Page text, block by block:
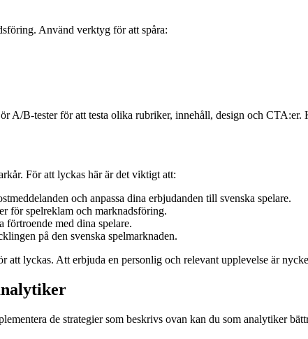
Använd verktyg för att spåra:
A/B-tester för att testa olika rubriker, innehåll, design och
För att lyckas här är det viktigt att:
och anpassa dina erbjudanden till svenska spelare.
för spelreklam och marknadsföring.
med dina spelare.
på den svenska spelmarknaden.
att lyckas. Att erbjuda en personlig och relevant upplevelse är
de strategier som beskrivs ovan kan du som analytiker